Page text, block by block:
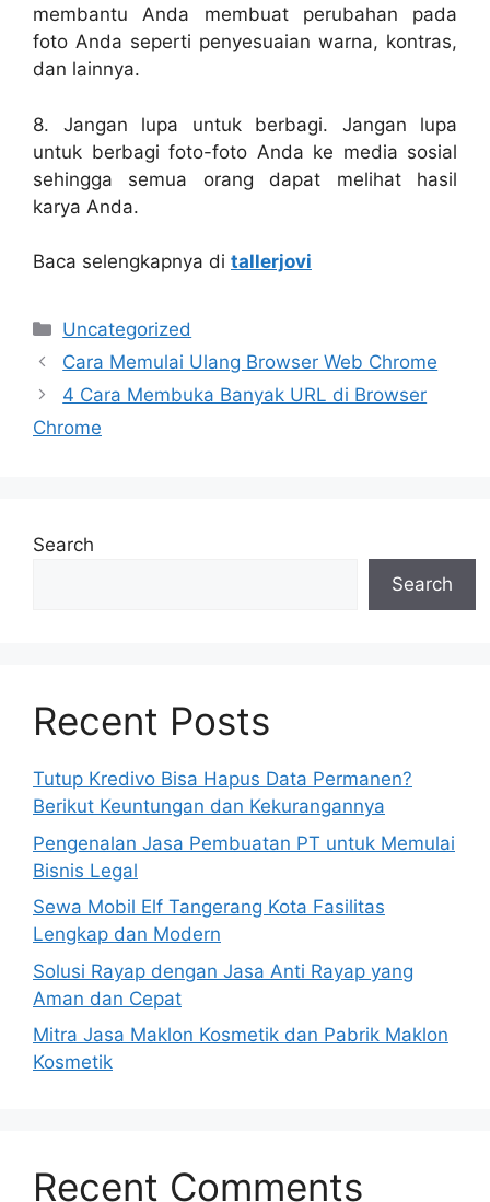
membantu Anda membuat perubahan pada
foto Anda seperti penyesuaian warna, kontras,
dan lainnya.
8. Jangan lupa untuk berbagi. Jangan lupa
untuk berbagi foto-foto Anda ke media sosial
sehingga semua orang dapat melihat hasil
karya Anda.
Baca selengkapnya di tallerjovi
Categories
Uncategorized
Cara Memulai Ulang Browser Web Chrome
4 Cara Membuka Banyak URL di Browser
Chrome
Search
Search
Recent Posts
Tutup Kredivo Bisa Hapus Data Permanen?
Berikut Keuntungan dan Kekurangannya
Pengenalan Jasa Pembuatan PT untuk Memulai
Bisnis Legal
Sewa Mobil Elf Tangerang Kota Fasilitas
Lengkap dan Modern
Solusi Rayap dengan Jasa Anti Rayap yang
Aman dan Cepat
Mitra Jasa Maklon Kosmetik dan Pabrik Maklon
Kosmetik
Recent Comments